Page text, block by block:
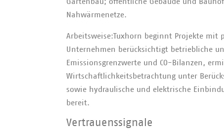
Nahwärmenetze.
Arbeitsweise:Tuxhorn beginnt Projekte mit
Unternehmen berücksichtigt betriebliche
Emissionsgrenzwerte und CO-Bilanzen,
Wirtschaftlichkeitsbetrachtung unter
sowie hydraulische und elektrische
bereit.
Vertrauenssignale